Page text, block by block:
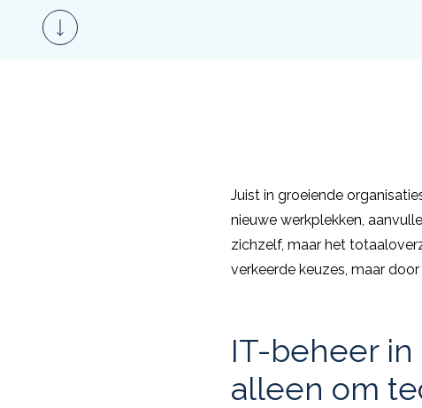
Juist in groeiende
nieuwe werkplekken,
zichzelf, maar het
verkeerde keuzes, maar
IT-beheer
alleen om